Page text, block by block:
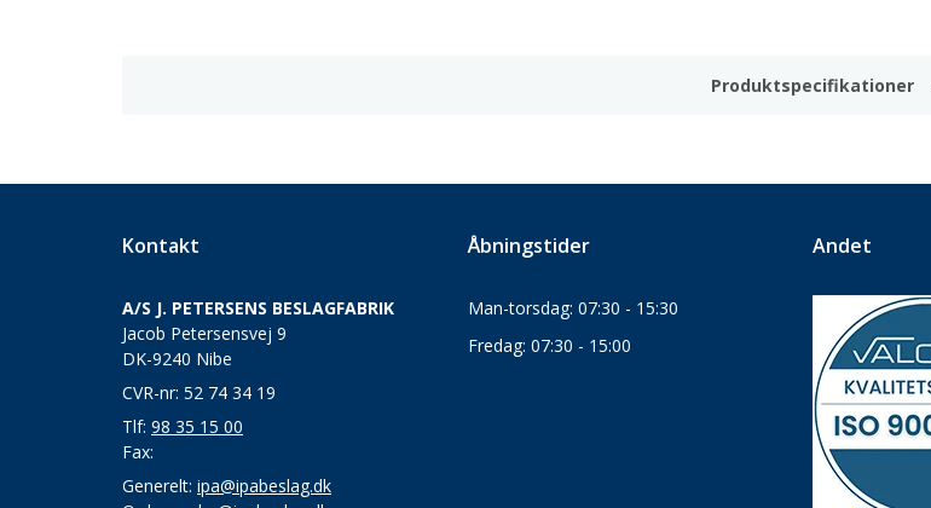
Produktspecifikationer
Kontakt
A/S J. PETERSENS BESLAGFABRIK
Jacob Petersensvej 9
DK-9240 Nibe
CVR-nr: 52 74 34 19
Tlf: 98 35 15 00
Fax:
Generelt: ipa@ipabeslag.dk
Åbningstider
Man-torsdag: 07:30 - 15:30
Fredag: 07:30 - 15:00
Andet